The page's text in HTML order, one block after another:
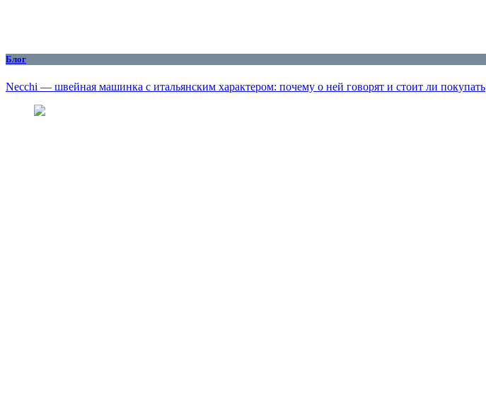
Блог
Necchi — швейная машинка с итальянским характером: почему о ней говорят и стоит ли покупать